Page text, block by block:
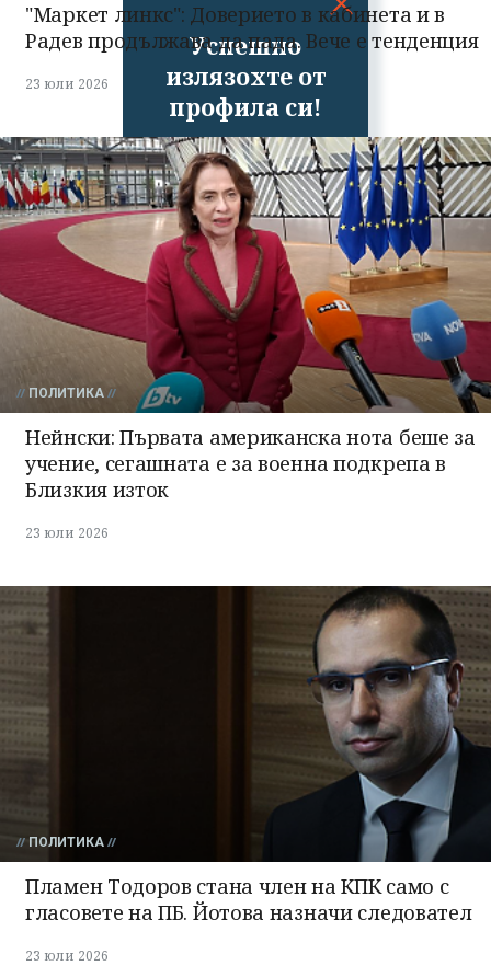
Успешно
излязохте от
профила си!
"Маркет линкс": Доверието в кабинета и в
Радев продължава да пада. Вече е тенденция
23 юли 2026
ПОЛИТИКА
Нейнски: Първата американска нота беше за
учение, сегашната е за военна подкрепа в
Близкия изток
23 юли 2026
ПОЛИТИКА
Пламен Тодоров стана член на КПК само с
гласовете на ПБ. Йотова назначи следовател
23 юли 2026